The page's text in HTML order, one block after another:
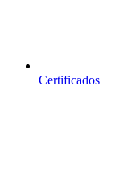
Certificados